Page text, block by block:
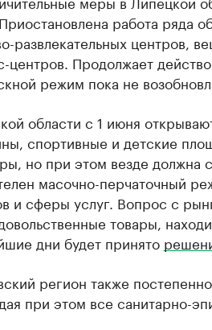
работа ряда
развлекательных центров,
центров. Продолжает
режим пока не
области с 1 июня
спортивные и детские
но при этом везде должна
масочно-перчаточный
и сферы услуг. Вопрос с
товары,
дни будет принято
регион также
при этом все санитарно-